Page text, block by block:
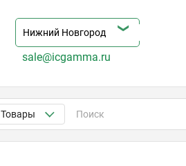
sale@icgamma.ru
Товары